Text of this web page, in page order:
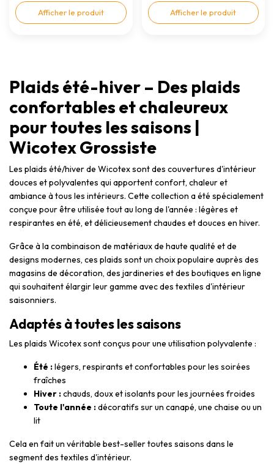
Afficher le produit Afficher le produit
Plaids été-hiver – Des plaids
confortables et chaleureux
pour toutes les saisons |
Wicotex Grossiste
Les plaids été/hiver de Wicotex sont des couvertures d'intérieur
douces et polyvalentes qui apportent confort, chaleur et
ambiance à tous les intérieurs. Cette collection a été spécialement
conçue pour être utilisée tout au long de l'année : légères et
respirantes en été, et délicieusement chaudes et douces en hiver.
Grâce à la combinaison de matériaux de haute qualité et de
designs modernes, ces plaids sont un choix populaire auprès des
magasins de décoration, des jardineries et des boutiques en ligne
qui souhaitent élargir leur gamme avec des textiles d'intérieur
saisonniers.
Adaptés à toutes les saisons
Les plaids Wicotex sont conçus pour une utilisation polyvalente :
Été :légers, respirants et confortables pour les soirées
fraîches
Hiver :chauds, doux et isolants pour les journées froides
Toute l'année :décoratifs sur un canapé, une chaise ou un
lit
Cela en fait un véritable best-seller toutes saisons dans le
segment des textiles d'intérieur.